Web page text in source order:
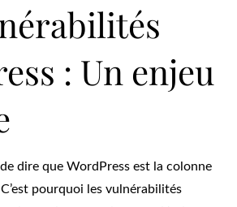
: Un enjeu
de dire que WordPress est la colonne
pourquoi les vulnérabilités